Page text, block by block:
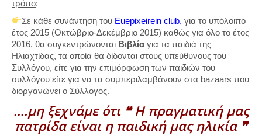
τρόπο:
Σε κάθε συνάντηση του Euepixeirein club,για το υπόλοιπο
έτος 2015 (Οκτώβριο-Δεκέμβριο 2015) καθώς για όλο το έτος
2016, θα συγκεντρώνονται Βιβλία για τα παιδιά της
Ηλιαχτίδας, τα οποία θα δίδονται στους υπεύθυνους του
Συλλόγου, είτε για την επιμόρφωση των παιδιών του
συλλόγου είτε για να τα συμπεριλαμβάνουν στα bazaars που
διοργανώνει ο Σύλλογος.
….μη ξεχνάμε ότι ❝ Η πραγματική μας
πατρίδα είναι η παιδική μας ηλικία ❞